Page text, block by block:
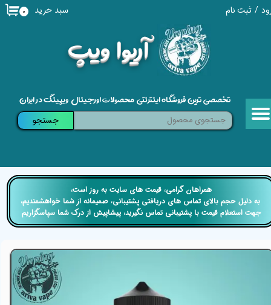
/ ثبت نام
حساب کاربری من
خروج از حساب کاربری
​آریوا ویپ
۰ سبد خرید
تخصصی ترین فروشگاه اینترنتی محصولات اورجینال ویپینگ در ایران
جستجو
​​همراهان گرامی، قیمت های سایت به روز است،
​​​​​​​ به دلیل حجم بالای تماس های دریافتی پشتیبانی، صمیمانه از شما خواهشمندیم،
جهت استعلام قیمت با پشتیبانی تماس نگیرید، پیشاپیش از درک شما سپاسگزاریم